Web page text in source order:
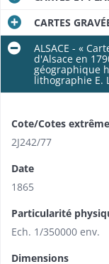
CARTES
ALSACE - «
d'Alsace en
géographique
lithographie E.
Cote/Cotes
2J242/​77
Date
1865
Particularité
Ech. 1/350000 env.
Dimensions